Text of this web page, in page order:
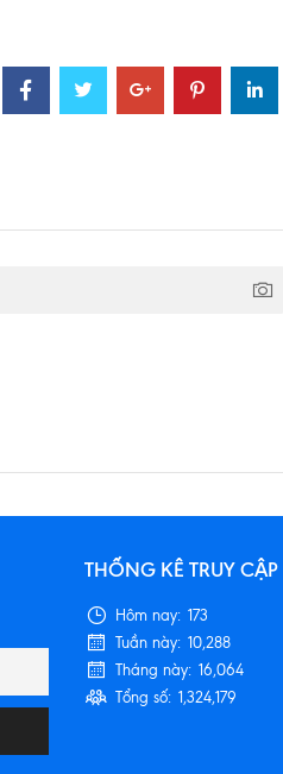
THỐNG KÊ TRUY CẬP
Hôm nay: 173
Tuần này: 10,288
Tháng này: 16,064
Tổng số: 1,324,179